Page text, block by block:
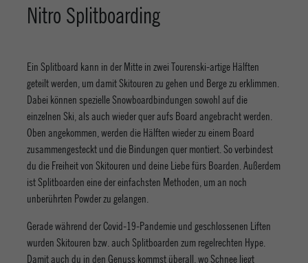
Nitro Splitboarding
Ein Splitboard kann in der Mitte in zwei Tourenski-artige Hälften
geteilt werden, um damit Skitouren zu gehen und Berge zu erklimmen.
Dabei können spezielle Snowboardbindungen sowohl auf die
einzelnen Ski, als auch wieder quer aufs Board angebracht werden.
Oben angekommen, werden die Hälften wieder zu einem Board
zusammengesteckt und die Bindungen quer montiert. So verbindest
du die Freiheit von Skitouren und deine Liebe fürs Boarden. Außerdem
ist Splitboarden eine der einfachsten Methoden, um an noch
unberührten Powder zu gelangen.
Gerade während der Covid-19-Pandemie und geschlossenen Liften
wurden Skitouren bzw. auch Splitboarden zum regelrechten Hype.
Damit auch du in den Genuss kommst überall, wo Schnee liegt